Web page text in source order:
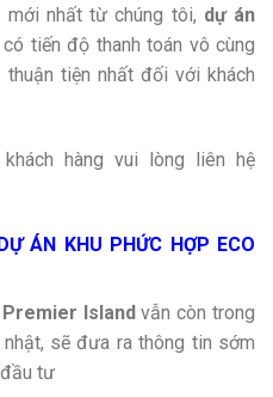
nhất từ chúng tôi, dự án
có tiến độ thanh toán vô cùng
tiện nhất đối với khách
hàng vui lòng liên hệ
ÁN KHU PHỨC HỢP ECO
Island vẫn còn trong
sẽ đưa ra thông tin sớm
tư